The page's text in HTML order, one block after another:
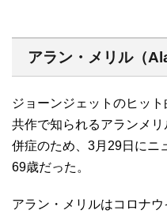
アラン・メリル（
ジョーンジェットのヒッ
共作で知られるアランメ
併症のため、3月29日にニ
69歳だった。
アラン・メリルはコロナ